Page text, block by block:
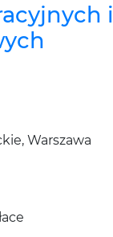
i
Warszawa